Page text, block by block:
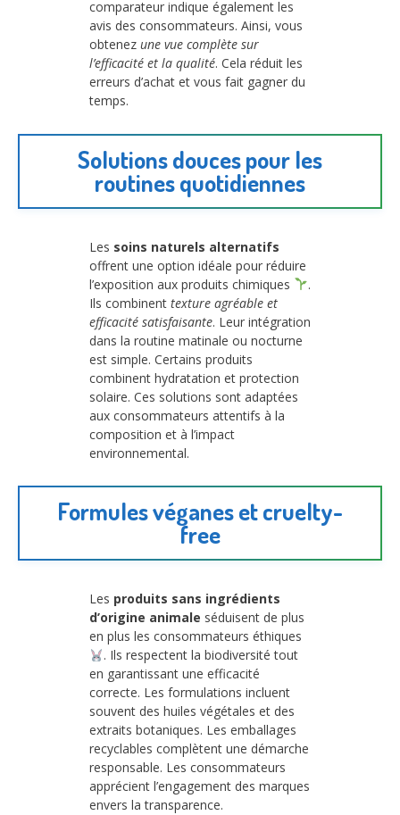
comparateur indique également les
avis des consommateurs. Ainsi, vous
obtenez une vue complète sur
l’efficacité et la qualité. Cela réduit les
erreurs d’achat et vous fait gagner du
temps.
Solutions douces pour les
routines quotidiennes
Les soins naturels alternatifs
offrent une option idéale pour réduire
l’exposition aux produits chimiques
.
Ils combinent texture agréable et
efficacité satisfaisante. Leur intégration
dans la routine matinale ou nocturne
est simple. Certains produits
combinent hydratation et protection
solaire. Ces solutions sont adaptées
aux consommateurs attentifs à la
composition et à l’impact
environnemental.
Formules véganes et cruelty-
free
Les produits sans ingrédients
d’origine animale séduisent de plus
en plus les consommateurs éthiques
. Ils respectent la biodiversité tout
en garantissant une efficacité
correcte. Les formulations incluent
souvent des huiles végétales et des
extraits botaniques. Les emballages
recyclables complètent une démarche
responsable. Les consommateurs
apprécient l’engagement des marques
envers la transparence.